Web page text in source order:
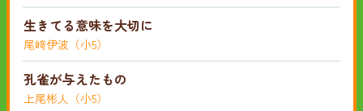
生きてる意味を大切に
尾﨑伊波（小5）
孔雀が与えたもの
上尾彬人（小5）